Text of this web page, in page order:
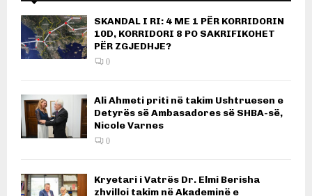
SKANDAL I RI: 4 ME 1 PËR KORRIDORIN
10D, KORRIDORI 8 PO SAKRIFIKOHET
PËR ZGJEDHJE?
0
Ali Ahmeti priti në takim Ushtruesen e
Detyrës së Ambasadores së SHBA-së,
Nicole Varnes
0
Kryetari i Vatrës Dr. Elmi Berisha
zhvilloi takim në Akademinë e